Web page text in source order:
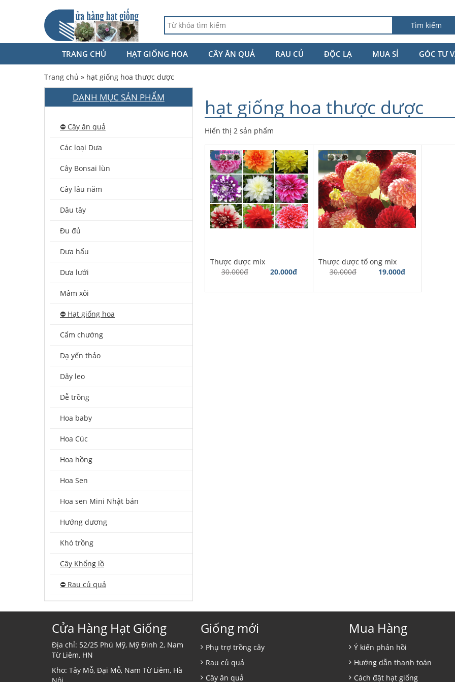
Tìm kiếm
TRANG CHỦ HẠT GIỐNG HOA CÂY ĂN QUẢ RAU CỦ ĐỘC LẠ MUA SỈ GÓC TƯ
Trang chủ » hạt giống hoa thược dược
hạt giống hoa thược dược
Hiển thị 2 sản phẩm
Thược dược mix
30.000đ
20.000đ
Thược dược tổ ong mix
30.000đ
19.000đ
DANH MỤC SẢN PHẨM
⛔️ Cây ăn quả
Các loại Dưa
Cây Bonsai lùn
Cây lâu năm
Dâu tây
Đu đủ
Dưa hấu
Dưa lưới
Mâm xôi
⛔️ Hạt giống hoa
Cẩm chướng
Dạ yến thảo
Dây leo
Dễ trồng
Hoa baby
Hoa Cúc
Hoa hồng
Hoa Sen
Hoa sen Mini Nhật bản
Hướng dương
Khó trồng
Cây Khổng lồ
⛔️ Rau củ quả
Cửa Hàng Hạt Giống
Địa chỉ: 52/25 Phú Mỹ, Mỹ Đình 2, Nam
Từ Liêm, HN
Kho: Tây Mỗ, Đại Mỗ, Nam Từ Liêm, Hà
Giống mới
Phụ trợ trồng cây
Rau củ quả
Cây ăn quả
Mua Hàng
Ý kiến phản hồi
Hướng dẫn thanh toán
Cách đặt hạt giống